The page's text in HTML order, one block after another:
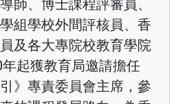
師、博士課程評審員、
組學校外間評核員、香
及各大專院校教育學院
起獲教育局邀請擔任
》專責委員會主席，參